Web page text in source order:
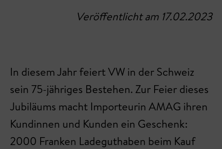
Veröffentlicht am 17.02.2023
In diesem Jahr feiert VW in der Schweiz
sein 75-jähriges Bestehen. Zur Feier dieses
Jubiläums macht Importeurin AMAG ihren
Kundinnen und Kunden ein Geschenk:
2000 Franken Ladeguthaben beim Kauf